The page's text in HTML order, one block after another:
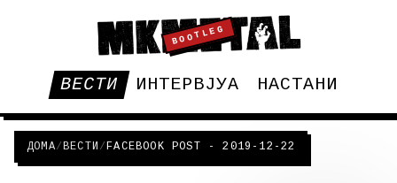
BOOTLEG
ВЕСТИ ИНТЕРВЈУА НАСТАНИ
ДОМА/ВЕСТИ /FACEBOOK POST - 2019-12-22